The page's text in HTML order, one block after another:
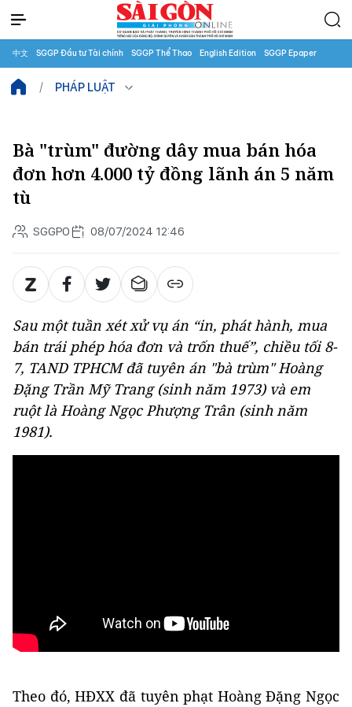
中文 SGGP Đầu tư Tài chính SGGP Thể Thao English Edition SGGP Epaper
PHÁP LUẬT
Bà "trùm" đường dây mua bán hóa
đơn hơn 4.000 tỷ đồng lãnh án 5 năm
tù
SGGPO 08/07/2024 12:46
Sau một tuần xét xử vụ án “in, phát hành, mua
bán trái phép hóa đơn và trốn thuế”, chiều tối 8-
7, TAND TPHCM đã tuyên án "bà trùm" Hoàng
Đặng Trần Mỹ Trang (sinh năm 1973) và em
ruột là Hoàng Ngọc Phượng Trân (sinh năm
1981).
Theo đó, HĐXX đã tuyên phạt Hoàng Đặng Ngọc